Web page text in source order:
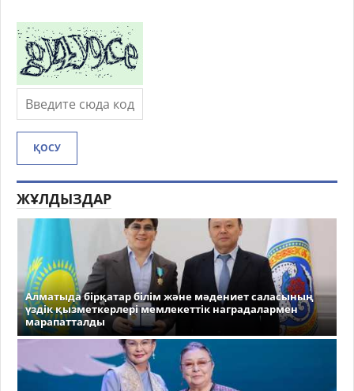
ҚОСУ
ЖҰЛДЫЗДАР
Алматыда бірқатар білім және мәдениет саласының
үздік қызметкерлері мемлекеттік наградалармен
марапатталды